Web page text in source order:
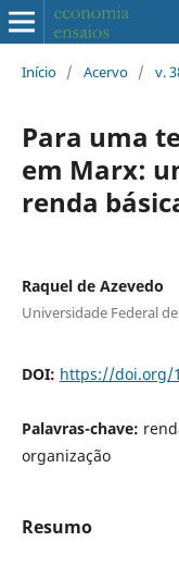
Início / Acervo / v.
Para uma
em Marx:
renda
Raquel de Azevedo
Universidade Federal
DOI: https://doi.org/
Palavras-chave:
organização
Resumo